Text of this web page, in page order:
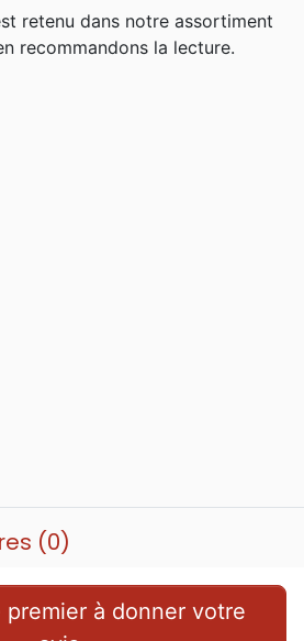
retenu dans notre assortiment
recommandons la lecture.
(0)